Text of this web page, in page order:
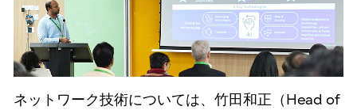
ネットワーク技術については、竹田和正（Head of